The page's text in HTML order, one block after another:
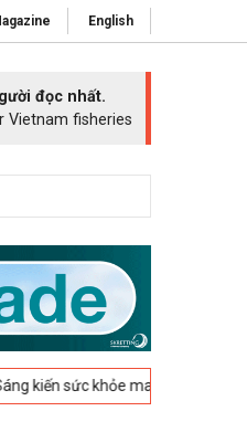
English
đọc nhất.
Vietnam fisheries
khỏe mang cá 2025 -